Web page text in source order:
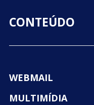
CONTEÚDO
WEBMAIL
MULTIMÍDIA